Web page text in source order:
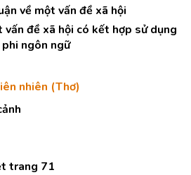
về một vấn đề xã hội
đề xã hội có kết hợp sử dụng
ngôn ngữ
nhiên (Thơ)
trang 71